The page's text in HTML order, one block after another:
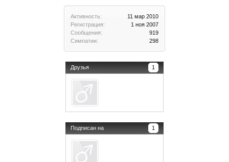
Активность:
11 мар 2010
Регистрация:
1 ноя 2007
Сообщения:
919
Симпатии:
298
Друзья 1
Подписан на 1